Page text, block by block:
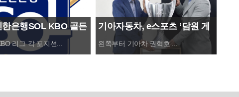
한은행SOL KBO 골든
상식, 12월 11일(금)
리그 각 포지션...
기아자동차, e스포츠 ‘담원 게
이밍’과 네이밍 스폰서십 체결
왼쪽부터 기아차 권혁호 ...